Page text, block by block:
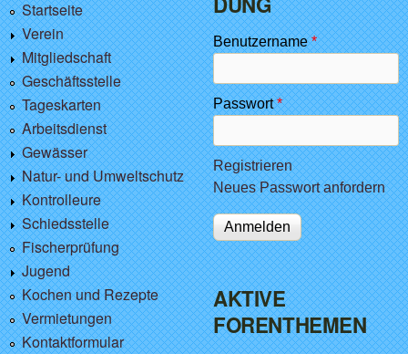
Startseite
Verein
Mitgliedschaft
Geschäftsstelle
Tageskarten
Arbeitsdienst
Gewässer
Natur- und Umweltschutz
Kontrolleure
Schiedsstelle
Fischerprüfung
Jugend
Kochen und Rezepte
Vermietungen
Kontaktformular
Benutzername*
Passwort*
Registrieren
Neues Passwort anfordern
AKTIVE
FORENTHEMEN